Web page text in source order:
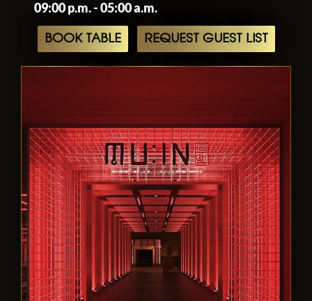
09:00 p.m. - 05:00 a.m.
BOOK TABLE REQUEST GUEST LIST